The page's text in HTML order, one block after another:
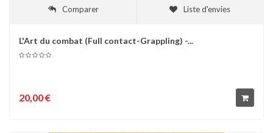
Comparer Liste d'envies
L'Art du combat (Full contact-Grappling) -...
20,00 €